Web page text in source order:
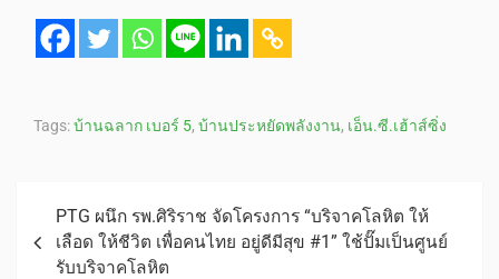
Tags:บ้านฉลาก เบอร์ 5, บ้านประหยัดพลังงาน, เอ็น.ซี.เฮ้าส์ซิ่ง
PTG ผนึก รพ.ศิริราช จัดโครงการ “บริจาคโลหิต ให้
เลือด ให้ชีวิต เพื่อคนไทย อยู่ดีมีสุข #1” ใช้ปั๊มเป็นศูนย์
รับบริจาคโลหิต